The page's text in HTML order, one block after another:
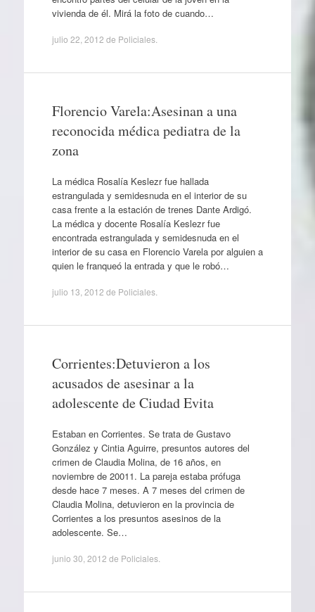
vivienda de él. Mirá la foto de cuando…
julio 22, 2012 de Policiales.
Florencio Varela:Asesinan a una
reconocida médica pediatra de la
zona
La médica Rosalía Keslezr fue hallada
estrangulada y semidesnuda en el interior de su
casa frente a la estación de trenes Dante Ardigó.
La médica y docente Rosalía Keslezr fue
encontrada estrangulada y semidesnuda en el
interior de su casa en Florencio Varela por alguien a
quien le franqueó la entrada y que le robó…
julio 13, 2012 de Policiales.
Corrientes:Detuvieron a los
acusados de asesinar a la
adolescente de Ciudad Evita
Estaban en Corrientes. Se trata de Gustavo
González y Cintia Aguirre, presuntos autores del
crimen de Claudia Molina, de 16 años, en
noviembre de 20011. La pareja estaba prófuga
desde hace 7 meses. A 7 meses del crimen de
Claudia Molina, detuvieron en la provincia de
Corrientes a los presuntos asesinos de la
adolescente. Se…
junio 30, 2012 de Policiales.